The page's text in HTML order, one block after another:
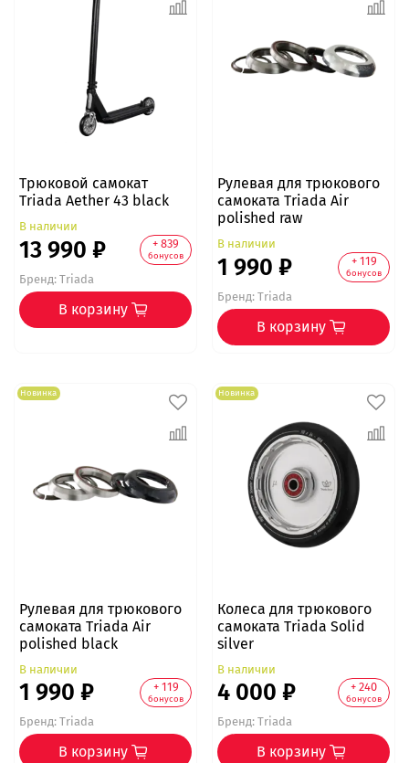
Трюковой самокат
Triada Aether 43 black
В наличии
13 990 ₽ + 839
бонусов
Бренд:Triada
В корзину
Рулевая для трюкового
самоката Triada Air
polished raw
В наличии
1 990 ₽ + 119
бонусов
Бренд:Triada
В корзину
Новинка
Рулевая для трюкового
самоката Triada Air
polished black
В наличии
1 990 ₽ + 119
бонусов
Бренд:Triada
В корзину
Новинка
Колеса для трюкового
самоката Triada Solid
silver
В наличии
4 000 ₽ + 240
бонусов
Бренд:Triada
В корзину